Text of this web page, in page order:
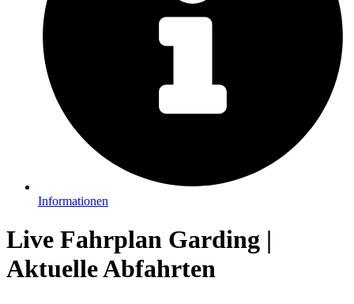
Informationen
Live Fahrplan Garding |
Aktuelle Abfahrten